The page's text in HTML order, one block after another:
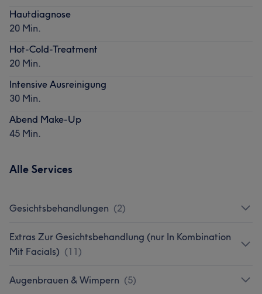
Hautdiagnose
20 Min.
Hot-Cold-Treatment
20 Min.
Intensive Ausreinigung
30 Min.
Abend Make-Up
45 Min.
Alle Services
Gesichtsbehandlungen (2)
Extras Zur Gesichtsbehandlung (nur In Kombination
Mit Facials) (11)
Augenbrauen & Wimpern (5)